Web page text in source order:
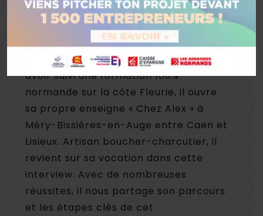
International de l’Agriculture de Paris
en 2017, Alexis Turet n’a pas encore 22
ans et lance déjà son projet de reprise
d’un commerce de bouche. Après
avoir suivi une formation 100%
normande sur la côte Fleurie, il ouvre
sa propre enseigne « Chez Alex » à
Méry-Bissières-en-Auge entre Caen et
Lisieux. Artisan boucher-charcutier, il
revient sur sa vocation dans cette
interview. Avec de nombreuses
réussites, il nous partage son parcours
et les étapes clés de cet